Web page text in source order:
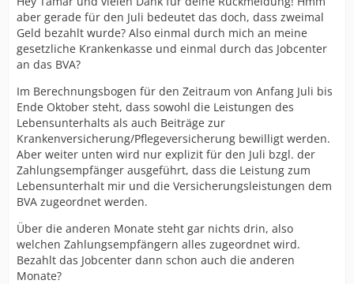
aber gerade für den Juli bedeutet das doch, dass zweimal
Geld bezahlt wurde? Also einmal durch mich an meine
gesetzliche Krankenkasse und einmal durch das Jobcenter
an das BVA?
Im Berechnungsbogen für den Zeitraum von Anfang Juli bis
Ende Oktober steht, dass sowohl die Leistungen des
Lebensunterhalts als auch Beiträge zur
Krankenversicherung/Pflegeversicherung bewilligt werden.
Aber weiter unten wird nur explizit für den Juli bzgl. der
Zahlungsempfänger ausgeführt, dass die Leistung zum
Lebensunterhalt mir und die Versicherungsleistungen dem
BVA zugeordnet werden.
Über die anderen Monate steht gar nichts drin, also
welchen Zahlungsempfängern alles zugeordnet wird.
Bezahlt das Jobcenter dann schon auch die anderen
Monate?